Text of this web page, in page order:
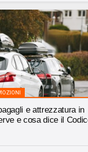
e attrezzatura in
e cosa dice il